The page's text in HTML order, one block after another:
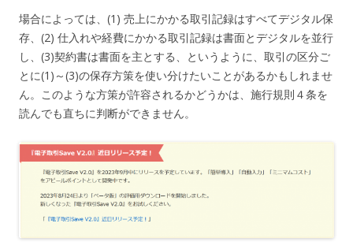
場合によっては、(1) 売上にかかる取引記録はすべてデジタル保
存、(2) 仕入れや経費にかかる取引記録は書面とデジタルを並行
し、(3)契約書は書面を主とする、というように、取引の区分ご
とに(1)～(3)の保存方策を使い分けたいことがあるかもしれませ
ん。このような方策が許容されるかどうかは、施行規則４条を
読んでも直ちに判断ができません。